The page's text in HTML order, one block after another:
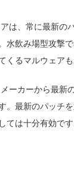
は、常に最新の
水飲み場型攻撃
くるマルウェアも
ーカーから最新
。最新のパッチ
ては十分有効です